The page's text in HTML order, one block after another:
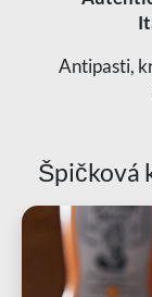
Antipasti,
Špičková